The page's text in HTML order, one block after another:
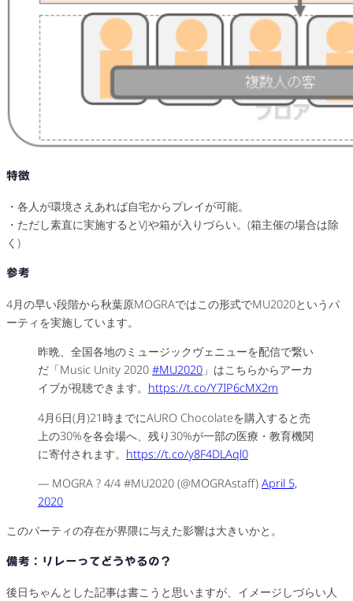
特徴
・各人が環境さえあれば自宅からプレイが可能。
・ただし素直に実施するとVJや箱が入りづらい。(箱主催の場合は除
く)
参考
4月の早い段階から秋葉原MOGRAではこの形式でMU2020というパ
ーティを実施しています。
昨晩、全国各地のミュージックヴェニューを配信で繋い
だ「Music Unity 2020 #MU2020 」はこちらからアーカ
イブが視聴できます。 https://t.co/Y7IP6cMX2m
4月6日(月)21時までにAURO Chocolateを購入すると売
上の30%を各会場へ、残り30%が一部の医療・教育機関
に寄付されます。 https://t.co/y8F4DLAql0
— MOGRA ? 4/4 #MU2020 (@MOGRAstaff) April 5,
2020
このパーティの存在が界隈に与えた影響は大きいかと。
備考：リレーってどうやるの？
後日ちゃんとした記事は書こうと思いますが、イメージしづらい人